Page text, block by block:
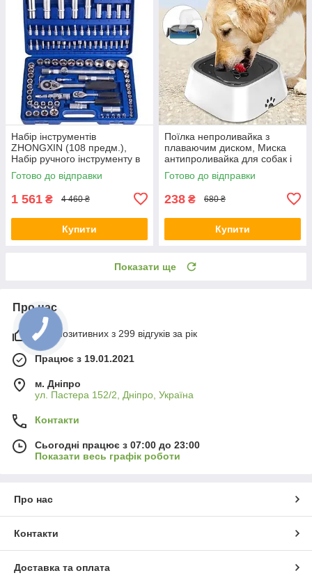
Набір інструментів
ZHONGXIN (108 предм.),
Набір ручного інструменту в
кейсі
Готово до відправки
1 561 ₴ 4 460 ₴
Купити
Поїлка непроливайка з
плаваючим диском, Миска
антипроливайка для собак і
котів, Миска для тварин
Готово до відправки
238 ₴ 680 ₴
Купити
Показати ще
Про нас
92% позитивних з 299 відгуків за рік
Працює з 19.01.2021
м. Дніпро
ул. Пастера 152/2, Дніпро, Україна
Контакти
Сьогодні працює з 07:00 до 23:00
Показати весь графік роботи
Про нас
Контакти
Доставка та оплата